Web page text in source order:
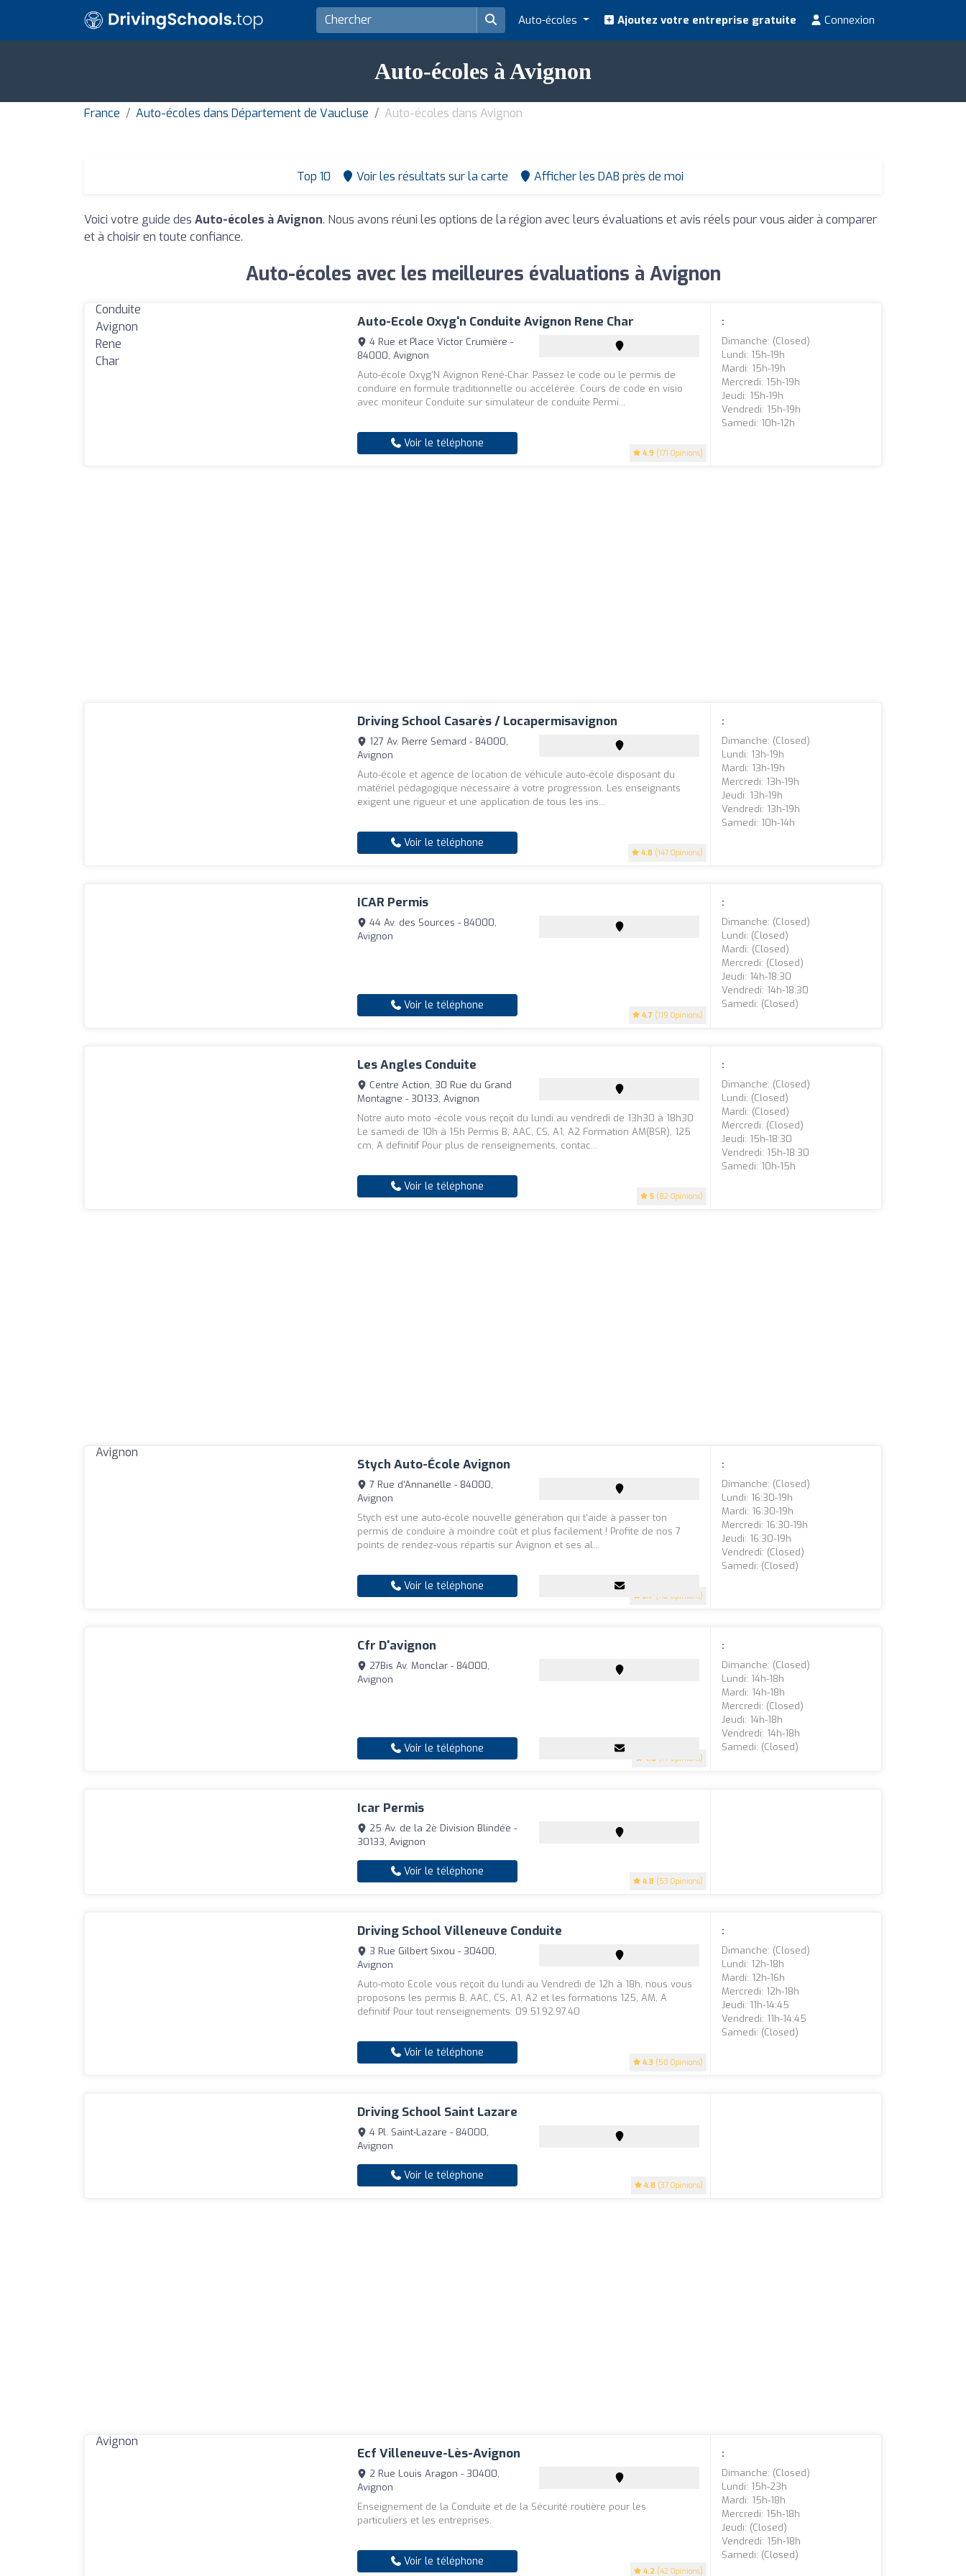
Auto-écoles Ajoutez votre entreprise gratuite Connexion
Auto-écoles à Avignon
France Auto-écoles dans Département de Vaucluse Auto-écoles dans Avignon
Top 10 Voir les résultats sur la carte Afficher les DAB près de moi
Voici votre guide des Auto-écoles à Avignon. Nous avons réuni les options de la région avec leurs évaluations et avis réels pour vous aider à comparer
et à choisir en toute confiance.
Auto-écoles avec les meilleures évaluations à Avignon
Auto-Ecole Oxyg'n Conduite Avignon Rene Char
4.9 (171 Opinions)
4 Rue et Place Victor Crumière -
84000, Avignon
Auto-école Oxyg'N Avignon René-Char. Passez le code ou le permis de
conduire en formule traditionnelle ou accélérée. Cours de code en visio
avec moniteur Conduite sur simulateur de conduite Permi...
Voir le téléphone
:
Dimanche: (closed)
Lundi: 15h-19h
Mardi: 15h-19h
Mercredi: 15h-19h
Jeudi: 15h-19h
Vendredi: 15h-19h
Samedi: 10h-12h
Driving School Casarès / Locapermisavignon
4.8 (147 Opinions)
127 Av. Pierre Semard - 84000,
Avignon
Auto-école et agence de location de véhicule auto-école disposant du
matériel pédagogique nécessaire à votre progression. Les enseignants
exigent une rigueur et une application de tous les ins...
Voir le téléphone
:
Dimanche: (closed)
Lundi: 13h-19h
Mardi: 13h-19h
Mercredi: 13h-19h
Jeudi: 13h-19h
Vendredi: 13h-19h
Samedi: 10h-14h
ICAR Permis
4.7 (119 Opinions)
44 Av. des Sources - 84000,
Avignon
Voir le téléphone
:
Dimanche: (closed)
Lundi: (closed)
Mardi: (closed)
Mercredi: (closed)
Jeudi: 14h-18:30
Vendredi: 14h-18:30
Samedi: (closed)
Les Angles Conduite
5 (82 Opinions)
Centre Action, 30 Rue du Grand
Montagne - 30133, Avignon
Notre auto moto -école vous reçoit du lundi au vendredi de 13h30 à 18h30
Le samedi de 10h à 15h Permis B, AAC, CS, A1, A2 Formation AM(BSR), 125
cm, A definitif Pour plus de renseignements, contac...
Voir le téléphone
:
Dimanche: (closed)
Lundi: (closed)
Mardi: (closed)
Mercredi: (closed)
Jeudi: 15h-18:30
Vendredi: 15h-18:30
Samedi: 10h-15h
Stych Auto-École Avignon
3.7 (112 Opinions)
7 Rue d'Annanelle - 84000,
Avignon
Stych est une auto-école nouvelle génération qui t'aide à passer ton
permis de conduire à moindre coût et plus facilement ! Profite de nos 7
points de rendez-vous répartis sur Avignon et ses al...
Voir le téléphone
:
Dimanche: (closed)
Lundi: 16:30-19h
Mardi: 16:30-19h
Mercredi: 16:30-19h
Jeudi: 16:30-19h
Vendredi: (closed)
Samedi: (closed)
Cfr D'avignon
4.8 (77 Opinions)
27Bis Av. Monclar - 84000,
Avignon
Voir le téléphone
:
Dimanche: (closed)
Lundi: 14h-18h
Mardi: 14h-18h
Mercredi: (closed)
Jeudi: 14h-18h
Vendredi: 14h-18h
Samedi: (closed)
Icar Permis
4.8 (53 Opinions)
25 Av. de la 2è Division Blindée -
30133, Avignon
Voir le téléphone
Driving School Villeneuve Conduite
4.3 (50 Opinions)
3 Rue Gilbert Sixou - 30400,
Avignon
Auto-moto Ecole vous reçoit du lundi au Vendredi de 12h à 18h, nous vous
proposons les permis B, AAC, CS, A1, A2 et les formations 125, AM, A
definitif Pour tout renseignements: 09.51.92.97.40
Voir le téléphone
:
Dimanche: (closed)
Lundi: 12h-18h
Mardi: 12h-16h
Mercredi: 12h-18h
Jeudi: 11h-14:45
Vendredi: 11h-14:45
Samedi: (closed)
Driving School Saint Lazare
4.8 (37 Opinions)
4 Pl. Saint-Lazare - 84000,
Avignon
Voir le téléphone
Ecf Villeneuve-Lès-Avignon
4.2 (42 Opinions)
2 Rue Louis Aragon - 30400,
Avignon
Enseignement de la Conduite et de la Sécurité routière pour les
particuliers et les entreprises.
Voir le téléphone
:
Dimanche: (closed)
Lundi: 15h-23h
Mardi: 15h-18h
Mercredi: 15h-18h
Jeudi: (closed)
Vendredi: 15h-18h
Samedi: (closed)